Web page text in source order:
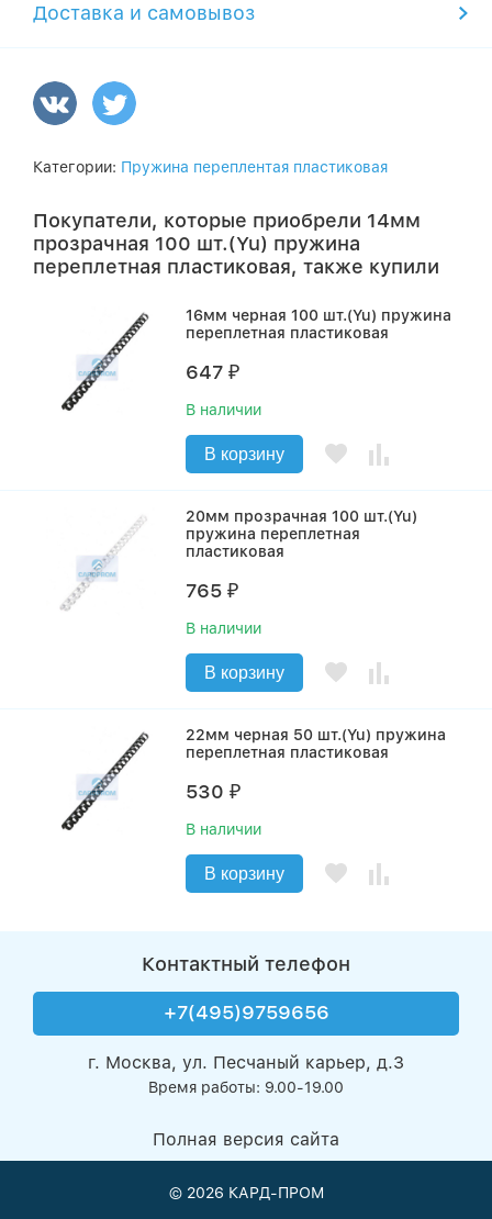
Доставка и самовывоз
Категории: Пружина переплентая пластиковая
Покупатели, которые приобрели 14мм
прозрачная 100 шт.(Yu) пружина
переплетная пластиковая, также купили
16мм черная 100 шт.(Yu) пружина
переплетная пластиковая
647₽
В наличии
В корзину
20мм прозрачная 100 шт.(Yu)
пружина переплетная
пластиковая
765₽
В наличии
В корзину
22мм черная 50 шт.(Yu) пружина
переплетная пластиковая
530₽
В наличии
В корзину
Контактный телефон
+7(495)9759656
г. Москва, ул. Песчаный карьер, д.3
Время работы: 9.00-19.00
Полная версия сайта
© 2026 КАРД-ПРОМ